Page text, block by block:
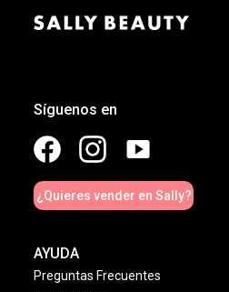
Síguenos en
¿Quieres vender en Sally?
AYUDA
Preguntas Frecuentes